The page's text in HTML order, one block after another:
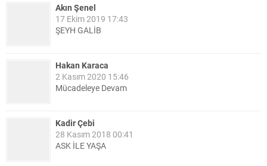
Akın Şenel
17 Ekim 2019 17:43
ŞEYH GALİB
Hakan Karaca
2 Kasım 2020 15:46
Mücadeleye Devam
Kadir Çebi
28 Kasım 2018 00:41
ASK İLE YAŞA